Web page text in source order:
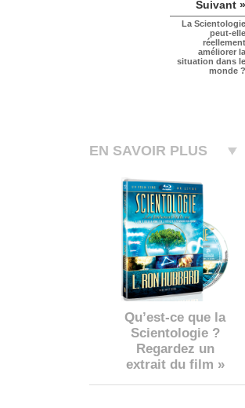
Suivant »
La Scientologie
peut-elle
réellement
améliorer la
situation dans le
monde ?
EN SAVOIR PLUS
Qu’est-ce que la
Scientologie ?
Regardez un
extrait du film »